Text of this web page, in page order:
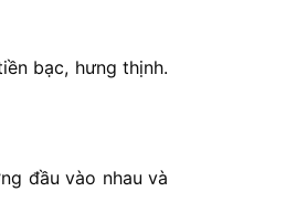
bạc, hưng thịnh.
đầu vào nhau và